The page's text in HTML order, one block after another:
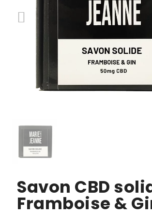
Savon CBD
Framboise &